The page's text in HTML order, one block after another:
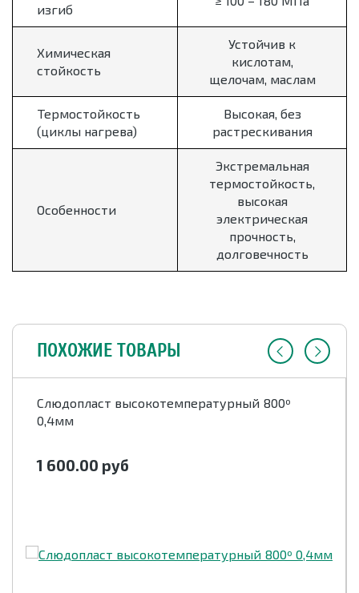
изгиб
Химическая
стойкость
Устойчив к
кислотам,
щелочам, маслам
Термостойкость
(циклы нагрева)
Высокая, без
растрескивания
Особенности
Экстремальная
термостойкость,
высокая
электрическая
прочность,
долговечность
ПОХОЖИЕ ТОВАРЫ
Слюдопласт высокотемпературный 800º
0,4мм
1 600.00 руб